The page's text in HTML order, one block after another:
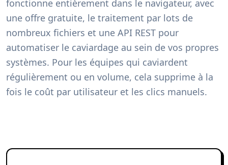
fonctionne entièrement dans le navigateur, avec
une offre gratuite, le traitement par lots de
nombreux fichiers et une API REST pour
automatiser le caviardage au sein de vos propres
systèmes. Pour les équipes qui caviardent
régulièrement ou en volume, cela supprime à la
fois le coût par utilisateur et les clics manuels.